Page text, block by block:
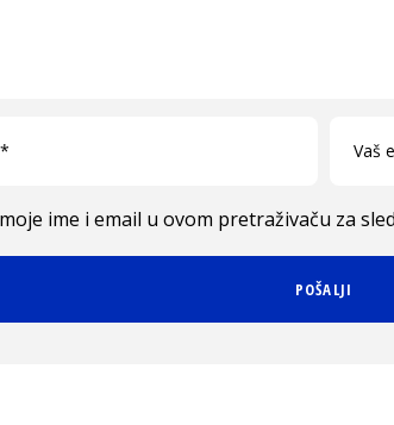
ime i email u ovom pretraživaču za